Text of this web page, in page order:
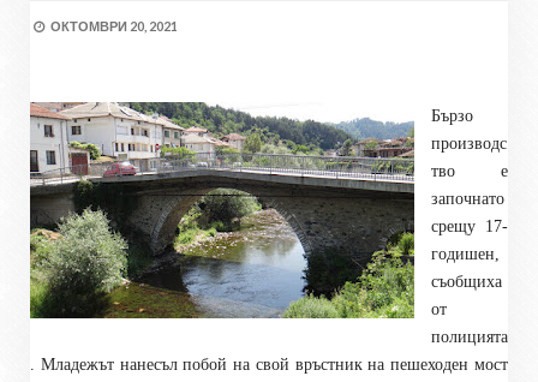
ОКТОМВРИ 20, 2021
Бързо
производс
тво е
започнато
срещу 17-
годишен,
съобщиха
от
полицията
. Младежът нанесъл побой на свой връстник на пешеходен мост